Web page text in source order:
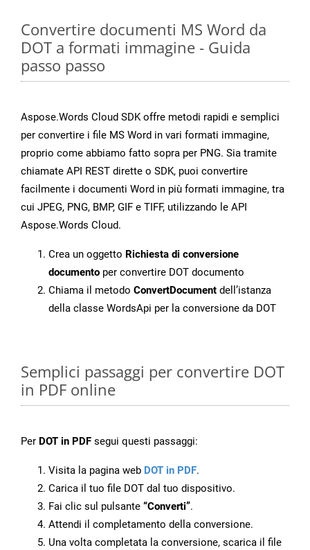
Convertire documenti MS Word da
DOT a formati immagine - Guida
passo passo
Aspose.Words Cloud SDK offre metodi rapidi e semplici
per convertire i file MS Word in vari formati immagine,
proprio come abbiamo fatto sopra per PNG. Sia tramite
chiamate API REST dirette o SDK, puoi convertire
facilmente i documenti Word in più formati immagine, tra
cui JPEG, PNG, BMP, GIF e TIFF, utilizzando le API
Aspose.Words Cloud.
Crea un oggetto Richiesta di conversione
documento per convertire DOT documento
Chiama il metodo ConvertDocument dell’istanza
della classe WordsApi per la conversione da DOT
Semplici passaggi per convertire DOT
in PDF online
Per DOT in PDF segui questi passaggi:
Visita la pagina web DOT in PDF.
Carica il tuo file DOT dal tuo dispositivo.
Fai clic sul pulsante “Converti”.
Attendi il completamento della conversione.
Una volta completata la conversione, scarica il file